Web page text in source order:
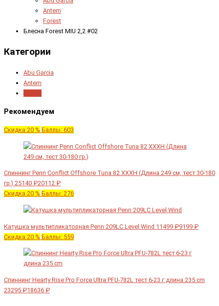
Antem
Forest
Блесна Forest MIU 2,2 #02
Категории
Abu Garcia
Antem
Рекомендуем
Скидка 20 % Баллы: 603
Спиннинг Penn Conflict Offshore Tuna 82 XXXH (Длина 249 см, тест 30-180
гр.) 25140 ₽20112 ₽
Скидка 20 % Баллы: 276
Катушка мультипликаторная Penn 209LC Level Wind 11499 ₽9199 ₽
Скидка 20 % Баллы: 559
Спиннинг Hearty Rise Pro Force Ultra PFU-782L тест 6-23 г длина 235 cm
23295 ₽18636 ₽